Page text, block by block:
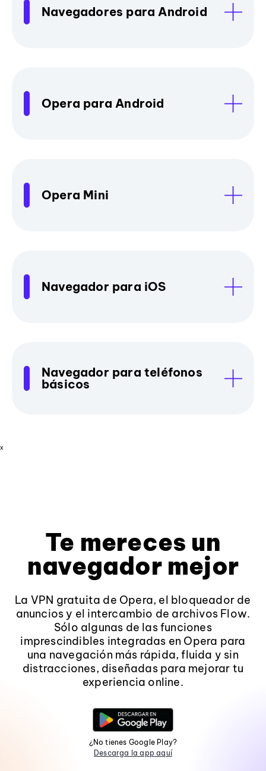
Navegadores para Android
Opera para Android
Opera Mini
Navegador para iOS
Navegador para teléfonos
básicos
x
Te mereces un
navegador mejor
La VPN gratuita de Opera, el bloqueador de
anuncios y el intercambio de archivos Flow.
Sólo algunas de las funciones
imprescindibles integradas en Opera para
una navegación más rápida, fluida y sin
distracciones, diseñadas para mejorar tu
experiencia online.
¿No tienes Google Play?
Descarga la app aquí